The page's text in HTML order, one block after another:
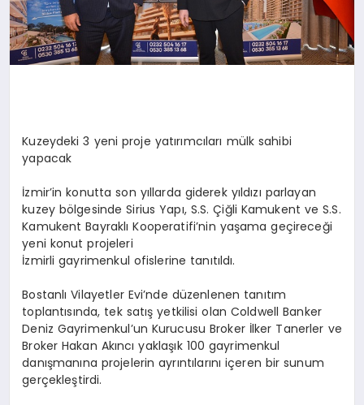
Kuzeydeki 3 yeni proje yatırımcıları mülk sahibi
yapacak
İzmir’in konutta son yıllarda giderek yıldızı parlayan
kuzey bölgesinde Sirius Yapı, S.S. Çiğli Kamukent ve S.S.
Kamukent Bayraklı Kooperatifi’nin yaşama geçireceği
yeni konut projeleri
İzmirli gayrimenkul ofislerine tanıtıldı.
Bostanlı Vilayetler Evi’nde düzenlenen tanıtım
toplantısında, tek satış yetkilisi olan Coldwell Banker
Deniz Gayrimenkul’un Kurucusu Broker İlker Tanerler ve
Broker Hakan Akıncı yaklaşık 100 gayrimenkul
danışmanına projelerin ayrıntılarını içeren bir sunum
gerçekleştirdi.